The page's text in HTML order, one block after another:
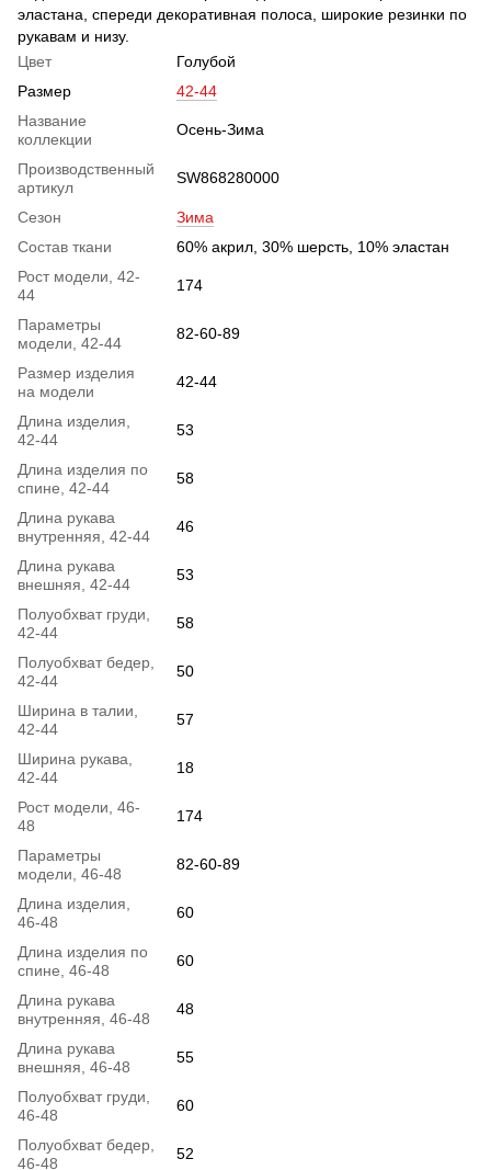
эластана, спереди декоративная полоса, широкие резинки по
рукавам и низу.
Цвет
Голубой
Размер
42-44
Название
коллекции
Осень-Зима
Производственный
артикул
SW868280000
Сезон
Зима
Состав ткани
60% акрил, 30% шерсть, 10% эластан
Рост модели, 42-
44
174
Параметры
модели, 42-44
82-60-89
Размер изделия
на модели
42-44
Длина изделия,
42-44
53
Длина изделия по
спине, 42-44
58
Длина рукава
внутренняя, 42-44
46
Длина рукава
внешняя, 42-44
53
Полуобхват груди,
42-44
58
Полуобхват бедер,
42-44
50
Ширина в талии,
42-44
57
Ширина рукава,
42-44
18
Рост модели, 46-
48
174
Параметры
модели, 46-48
82-60-89
Длина изделия,
46-48
60
Длина изделия по
спине, 46-48
60
Длина рукава
внутренняя, 46-48
48
Длина рукава
внешняя, 46-48
55
Полуобхват груди,
46-48
60
Полуобхват бедер,
46-48
52